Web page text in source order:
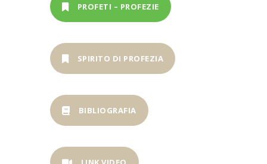
PROFETI – PROFEZIE
SPIRITO DI PROFEZIA
BIBLIOGRAFIA